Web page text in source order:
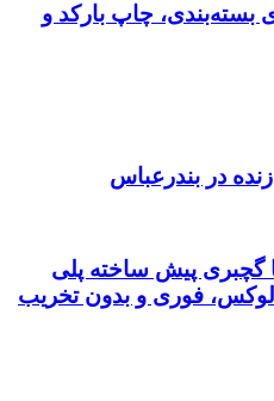
بسته‌بندی، چاپ بارکد و
در بندرعباس
گچبری پیش ساخته پلی
لوکس، فوری و بدون تخریب